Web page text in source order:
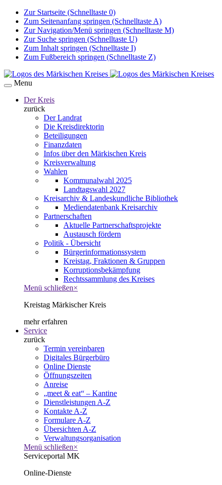
Zur Startseite (Schnelltaste 0)
Zum Seitenanfang springen (Schnelltaste A)
Zur Navigation/Menü springen (Schnelltaste M)
Zur Suche springen (Schnelltaste U)
Zum Inhalt springen (Schnelltaste I)
Zum Fußbereich springen (Schnelltaste Z)
Menu
Der Kreis
zurück
Der Landrat
Die Kreisdirektorin
Beteiligungen
Finanzdaten
Infos über den Märkischen Kreis
Kreisverwaltung
Wahlen
Kommunalwahl 2025
Landtagswahl 2027
Kreisarchiv & Landeskundliche Bibliothek
Mediendatenbank Kreisarchiv
Partnerschaften
Aktuelle Partnerschaftsprojekte
Austausch fördern
Politik - Übersicht
Bürgerinformationssystem
Kreistag, Fraktionen & Gruppen
Korruptionsbekämpfung
Rechtssammlung des Kreises
Menü schließen×
Kreistag Märkischer Kreis
mehr erfahren
Service
zurück
Termin vereinbaren
Digitales Bürgerbüro
Online Dienste
Öffnungszeiten
Anreise
„meet & eat“ – Kantine
Dienstleistungen A-Z
Kontakte A-Z
Formulare A-Z
Übersichten A-Z
Verwaltungsorganisation
Menü schließen×
Serviceportal MK
Online-Dienste